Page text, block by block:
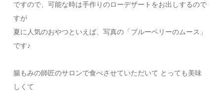
ですので、可能な時は手作りのローデザートをお出しするので
すが
夏に人気のおやつといえば、写真の「ブルーベリーのムース」
です♪
腸もみの師匠のサロンで食べさせていただいて とっても美味
しくて